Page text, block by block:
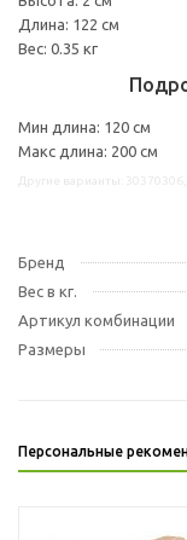
Длина: 122 см
Вес: 0.35 кг
Мин длина: 120 см
Макс длина: 200 см
Бренд
Вес в кг.
Артикул комбинации
Размеры
Персональные